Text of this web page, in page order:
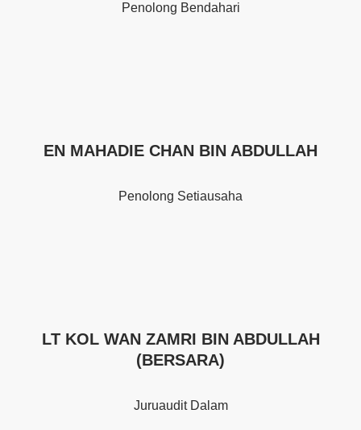
Penolong Bendahari
EN MAHADIE CHAN BIN ABDULLAH
Penolong Setiausaha
LT KOL WAN ZAMRI BIN ABDULLAH
(BERSARA)
Juruaudit Dalam